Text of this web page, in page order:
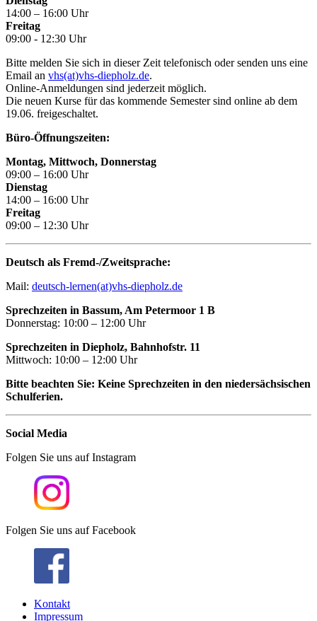
14:00 – 16:00 Uhr
Freitag
09:00 - 12:30 Uhr
Bitte melden Sie sich in dieser Zeit telefonisch oder senden uns eine
Email an vhs(at)vhs-diepholz.de.
Online-Anmeldungen sind jederzeit möglich.
Die neuen Kurse für das kommende Semester sind online ab dem
19.06. freigeschaltet.
Büro-Öffnungszeiten:
Montag, Mittwoch, Donnerstag
09:00 – 16:00 Uhr
Dienstag
14:00 – 16:00 Uhr
Freitag
09:00 – 12:30 Uhr
Deutsch als Fremd-/Zweitsprache:
Mail: deutsch-lernen(at)vhs-diepholz.de
Sprechzeiten in Bassum, Am Petermoor 1 B
Donnerstag: 10:00 – 12:00 Uhr
Sprechzeiten in Diepholz, Bahnhofstr. 11
Mittwoch: 10:00 – 12:00 Uhr
Bitte beachten Sie: Keine Sprechzeiten in den niedersächsischen
Schulferien.
Social Media
Folgen Sie uns auf Instagram
Folgen Sie uns auf Facebook
Kontakt
Impressum